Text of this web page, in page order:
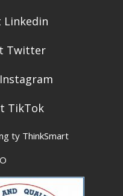
pháp ô tô
phỏng
liệu
Twitter
TikTok